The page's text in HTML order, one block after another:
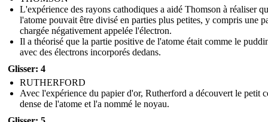
L'expérience des rayons cathodiques a aidé Thomson à réaliser
l'atome pouvait être divisé en parties plus petites, y compris une
chargée négativement appelée l'électron.
Il a théorisé que la partie positive de l'atome était comme le
avec des électrons incorporés dedans.
Glisser: 4
RUTHERFORD
Avec l'expérience du papier d'or, Rutherford a découvert le petit
dense de l'atome et l'a nommé le noyau.